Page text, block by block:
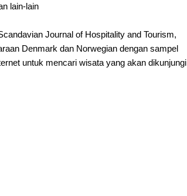
lain-lain
Journal of Hospitality and Tourism,
Denmark dan Norwegian dengan sampel
untuk mencari wisata yang akan dikunjungi